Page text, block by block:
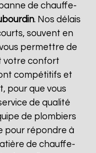
de chauffe-
. Nos délais
souvent en
permettre de
votre confort
compétitifs et
pour que vous
de qualité
de plombiers
pour répondre à
de chauffe-